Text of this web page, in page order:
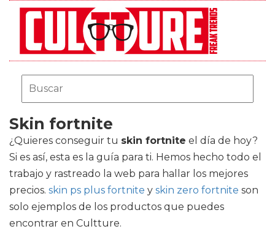
Skin fortnite
¿Quieres conseguir tu skin fortnite el día de hoy?
Si es así, esta es la guía para ti. Hemos hecho todo el
trabajo y rastreado la web para hallar los mejores
precios. skin ps plus fortnite y skin zero fortnite son
solo ejemplos de los productos que puedes
encontrar en Cultture.